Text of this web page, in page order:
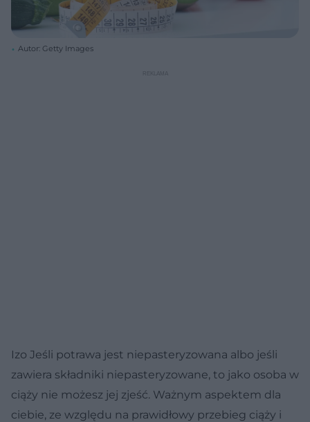
Autor: Getty Images
Izo Jeśli potrawa jest niepasteryzowana albo jeśli
zawiera składniki niepasteryzowane, to jako osoba w
ciąży nie możesz jej zjeść. Ważnym aspektem dla
ciebie, ze względu na prawidłowy przebieg ciąży i